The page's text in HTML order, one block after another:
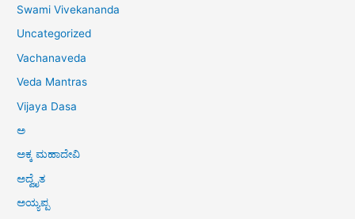
Swami Vivekananda
Uncategorized
Vachanaveda
Veda Mantras
Vijaya Dasa
ಅ
ಅಕ್ಕ ಮಹಾದೇವಿ
ಅದ್ವೈತ
ಅಯ್ಯಪ್ಪ